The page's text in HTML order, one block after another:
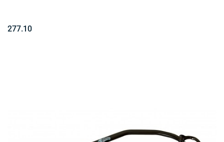
277.10